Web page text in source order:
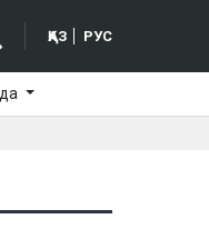
ҚАЗ РУС